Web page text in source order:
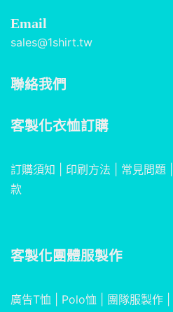
Email
sales@1shirt.tw
聯絡我們
客製化衣恤訂購
訂購須知 印刷方法 常見問題
款
客製化團體服製作
廣告T恤 Polo恤 團隊服製作